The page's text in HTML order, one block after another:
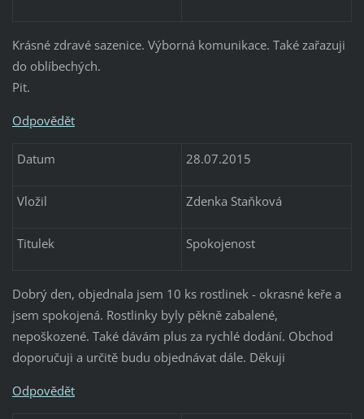
Krásné zdravé sazenice. Výborná komunikace. Také zařazuji
do oblíbechých.
Pit.
Odpovědět
Datum 28.07.2015
Vložil Zdenka Staňková
Titulek Spokojenost
Dobrý den, objednala jsem 10 ks rostlinek - okrasné keře a
jsem spokojená. Rostlinky byly pěkně zabalené,
nepoškozené. Také dávám plus za rychlé dodání. Obchod
doporučuji a určitě budu objednávat dále. Děkuji
Odpovědět